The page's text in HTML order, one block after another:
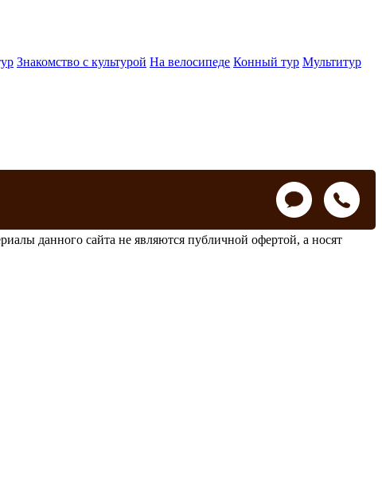
Знакомство с культурой На велосипеде Конный тур Мультитур
данного сайта не являются публичной офертой, а носят